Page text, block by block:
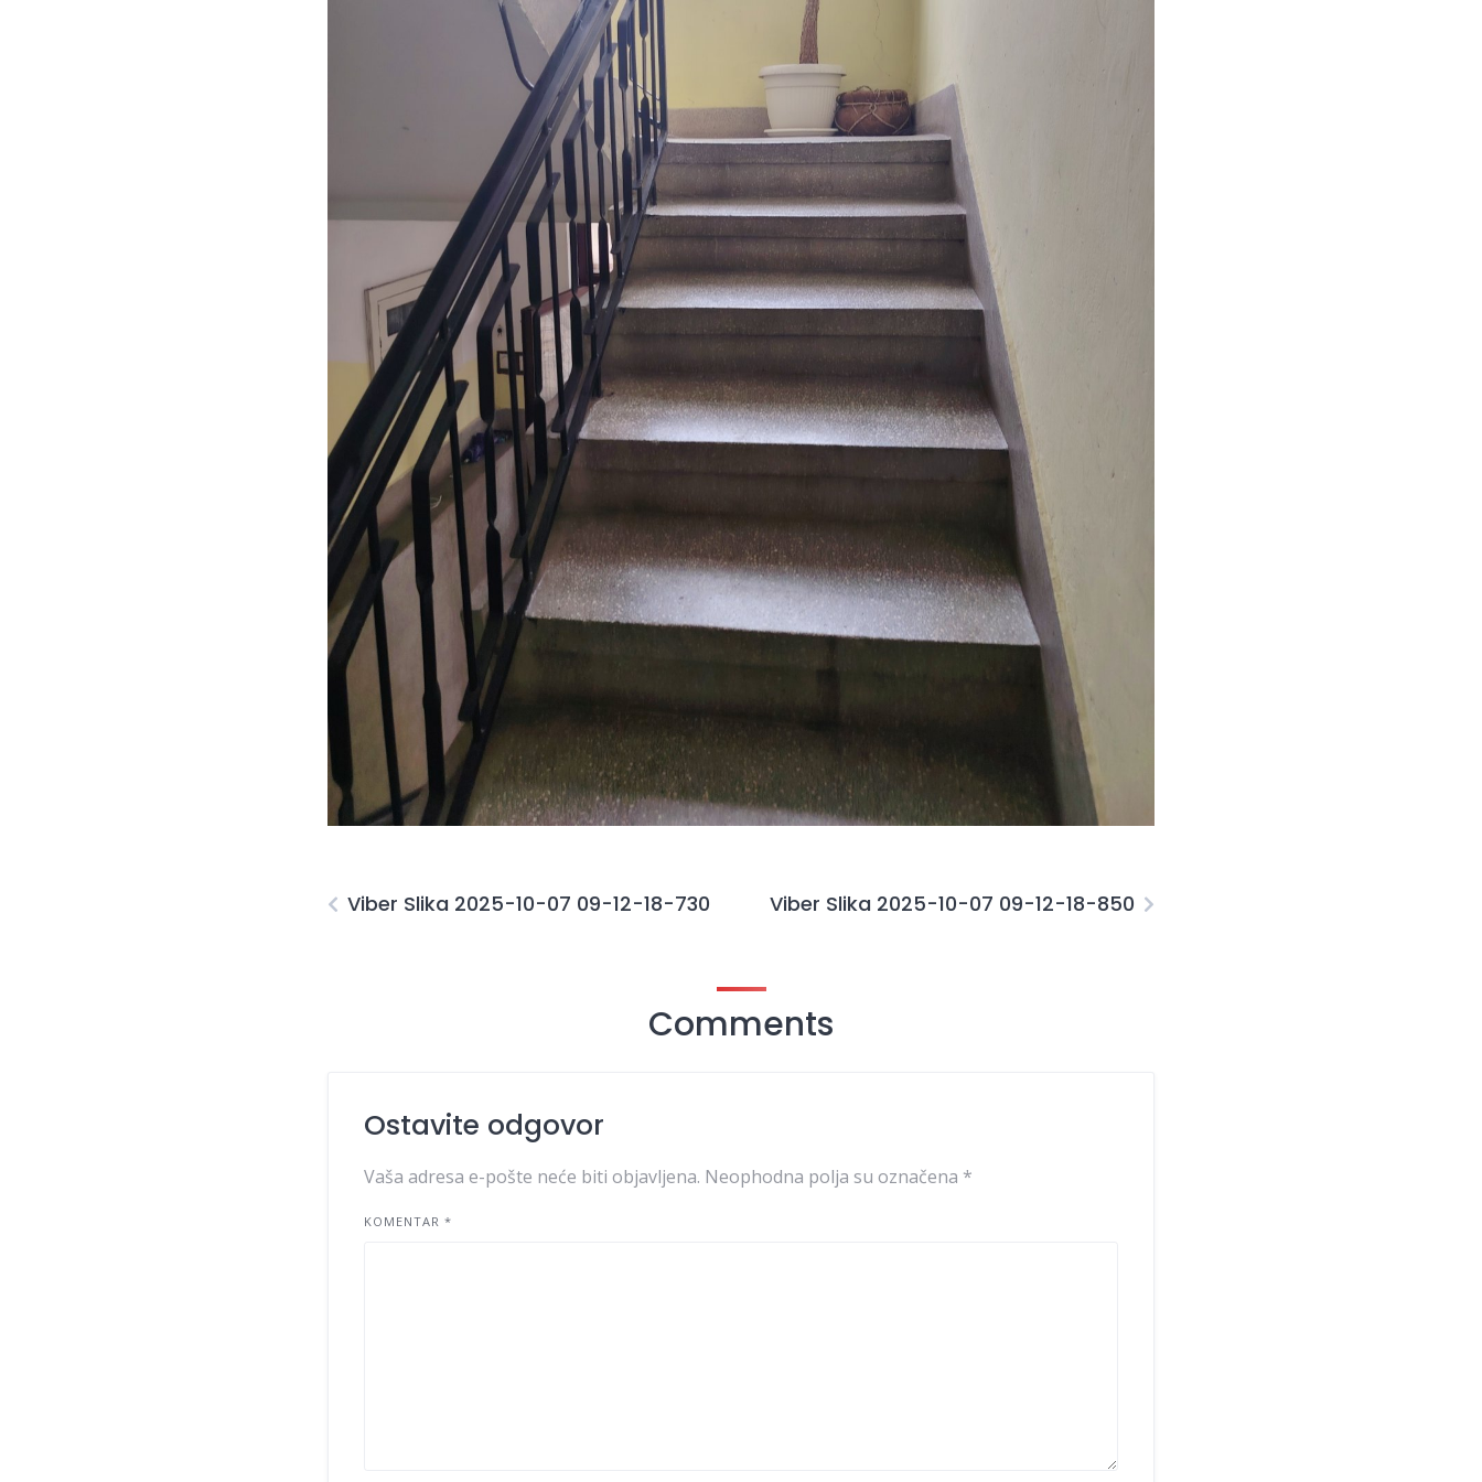
Viber Slika 2025-10-07 09-12-18-730 Viber Slika 2025-10-07 09-12-18-850
Comments
Ostavite odgovor
Vaša adresa e-pošte neće biti objavljena. Neophodna polja su označena *
KOMENTAR*